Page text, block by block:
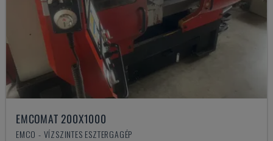
EMCOMAT 200X1000
EMCO - VÍZSZINTES ESZTERGAGÉP